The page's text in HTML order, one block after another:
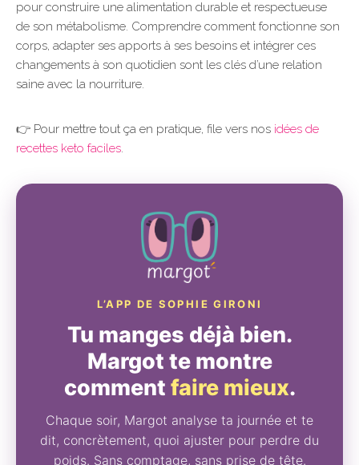
pour construire une alimentation durable et respectueuse
de son métabolisme. Comprendre comment fonctionne son
corps, adapter ses apports à ses besoins et intégrer ces
changements à son quotidien sont les clés d’une relation
saine avec la nourriture.
👉 Pour mettre tout ça en pratique, file vers nos idées de
recettes keto faciles.
L’APP DE SOPHIE GIRONI
Tu manges déjà bien.
Margot te montre
comment faire mieux.
Chaque soir, Margot analyse ta journée et te
dit, concrètement, quoi ajuster pour perdre du
poids. Sans comptage, sans prise de tête.